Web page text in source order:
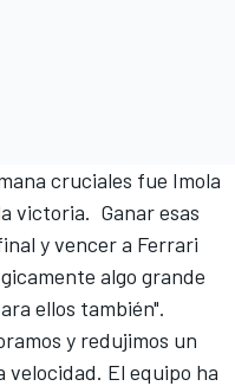
cruciales fue Imola
victoria. Ganar esas
y vencer a Ferrari
algo grande
ellos también".
y redujimos un
velocidad. El equipo ha